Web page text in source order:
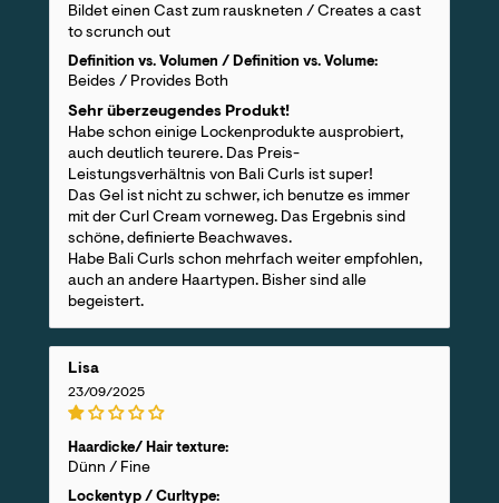
Bildet einen Cast zum rauskneten / Creates a cast
to scrunch out
Definition vs. Volumen / Definition vs. Volume:
Beides / Provides Both
Sehr überzeugendes Produkt!
Habe schon einige Lockenprodukte ausprobiert,
auch deutlich teurere. Das Preis-
Leistungsverhältnis von Bali Curls ist super!
Das Gel ist nicht zu schwer, ich benutze es immer
mit der Curl Cream vorneweg. Das Ergebnis sind
schöne, definierte Beachwaves.
Habe Bali Curls schon mehrfach weiter empfohlen,
auch an andere Haartypen. Bisher sind alle
begeistert.
Lisa
23/09/2025
Haardicke/ Hair texture:
Dünn / Fine
Lockentyp / Curltype: